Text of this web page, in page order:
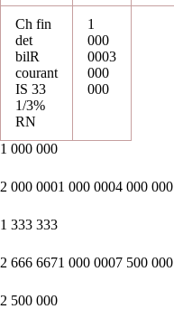
Ch fin
det
bilR
courant
IS 33
1/3%
RN
1
000
0003
000
000
1 000 000
2 000 0001 000 0004 000 000
1 333 333
2 666 6671 000 0007 500 000
2 500 000